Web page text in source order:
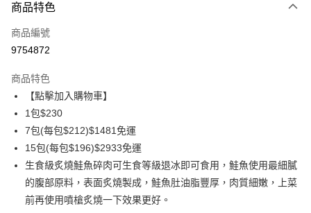
信用卡一次付款
信用卡分期付款
合作金庫商業銀行
華南商業銀行
上海商業儲蓄銀行
國泰世華商業銀行
臺灣中小企業銀行
匯豐（台灣）商業銀行
華泰商業銀行
聯邦商業銀行
遠東國際商業銀行
元大商業銀行
永豐商業銀行
玉山商業銀行
6 期 0 利率 每期
華南商業銀行
上海商業儲蓄銀行
國泰世華商業銀行
臺灣中小企業銀行
台中商業銀行
匯豐（台灣）商業銀行
華泰商業銀行
聯邦商業銀行
元大商業銀行
LINE Pay
Apple Pay
悠遊付
ATM付款
商品特色
商品編號
9754872
商品特色
【點擊加入購物車】
1包$230
7包(每包$212)$1481免運
15包(每包$196)$2933免運
生食級炙燒鮭魚碎肉可生食等級退冰即可食用，鮭魚使用最細膩
的腹部原料，表面炙燒製成，鮭魚肚油脂豐厚，肉質細嫩，上菜
前再使用噴槍炙燒一下效果更好。